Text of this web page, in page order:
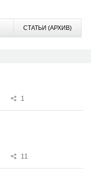
СТАТЬИ (АРХИВ)
1
11